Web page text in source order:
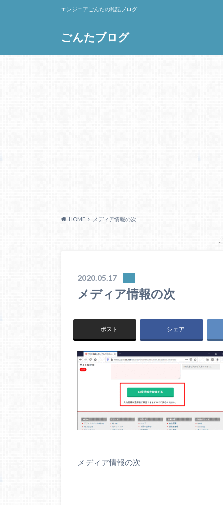
ごんたブログ
エンジニアごんたの雑記ブログ
HOME メディア情報の次
2020.05.17
メディア情報の次
ポスト シェア
メディア情報の次